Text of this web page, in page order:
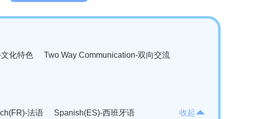
化特色 Two Way Communication-双向交流
法语
Spanish(ES)-西班牙语
收起